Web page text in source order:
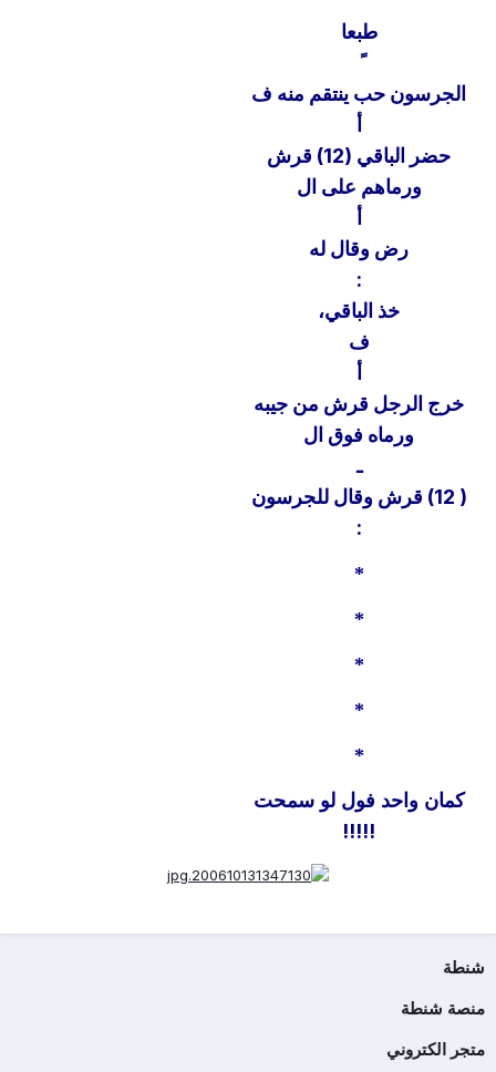
طبعا
الجرسون حب ينتقم منه ف
حضر الباقي (12) قرش
ورماهم على ال
رض وقال له
خذ الباقي،
ف
خرج الرجل قرش من جيبه
ورماه فوق ال
ـ
( 12) قرش وقال للجرسون
*
*
*
*
*
كمان واحد فول لو سمحت
!!!!!
شنطة
منصة شنطة
متجر الكتروني